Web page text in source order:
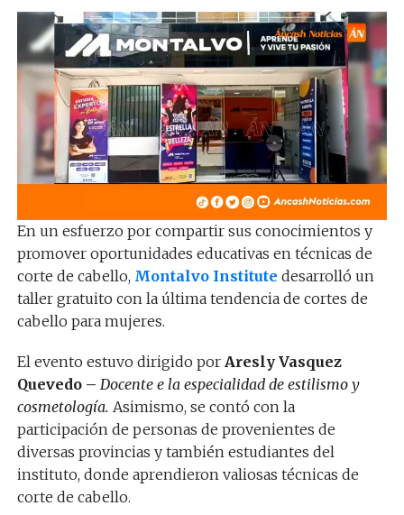
En un esfuerzo por compartir sus conocimientos y
promover oportunidades educativas en técnicas de
corte de cabello, Montalvo Institute desarrolló un
taller gratuito con la última tendencia de cortes de
cabello para mujeres.
El evento estuvo dirigido por Aresly Vasquez
Quevedo – Docente e la especialidad de estilismo y
cosmetología. Asimismo, se contó con la
participación de personas de provenientes de
diversas provincias y también estudiantes del
instituto, donde aprendieron valiosas técnicas de
corte de cabello.